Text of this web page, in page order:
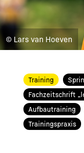
© Lars van Hoeven
Training
Fachzeitschrift
Aufbautraining
Trainingspraxis